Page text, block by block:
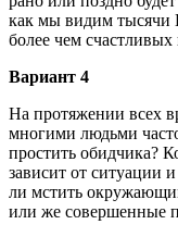
как мы видим
более чем
Вариант 4
На протяжении всех
многими людьми
простить обидчика?
зависит от ситуации
ли мстить
или же совершенные